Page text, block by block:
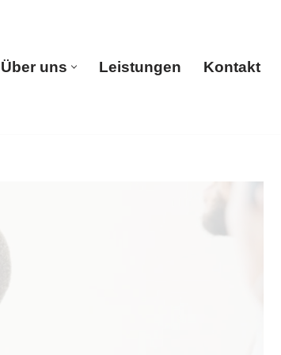
Über uns Leistungen Kontakt